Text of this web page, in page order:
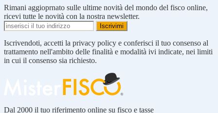
Rimani aggioprnato sulle ultime novità del mondo del fisco online,
ricevi tutte le novità con la nostra newsletter.
Iscrivendoti, accetti la privacy policy e conferisci il tuo consenso al
trattamento nell'ambito delle finalità e modalità ivi indicate, nei limiti
in cui il consenso sia richiesto.
Dal 2000 il tuo riferimento online su fisco e tasse